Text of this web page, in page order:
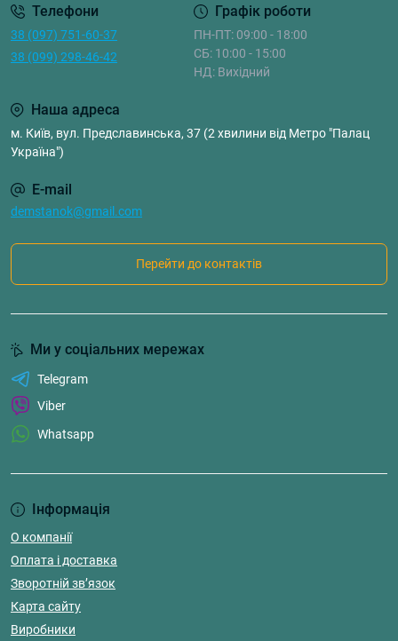
Телефони
38 (097) 751-60-37
38 (099) 298-46-42
Графік роботи
ПН-ПТ: 09:00 - 18:00
СБ: 10:00 - 15:00
НД: Вихідний
Наша адреса
м. Київ, вул. Предславинська, 37 (2 хвилини від Метро "Палац
Україна")
E-mail
demstanok@gmail.com
Перейти до контактів
Інформація
О компанії
Оплата і доставка
Зворотній зв’язок
Карта сайту
Виробники
Ми у соціальних мережах
Telegram
Viber
Whatsapp